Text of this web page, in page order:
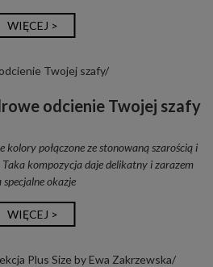
WIĘCEJ >
odcienie Twojej szafy
kolory połączone ze stonowaną szarością i
kompozycja daje delikatny i zarazem
okazje
WIĘCEJ >